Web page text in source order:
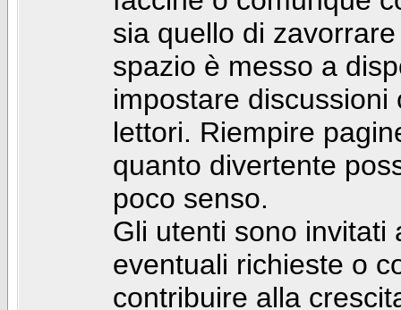
sia quello di
spazio è messo a
impostare
lettori. Riempire
quanto divertente
poco senso.
Gli utenti sono invitati
eventuali richieste o
contribuire alla